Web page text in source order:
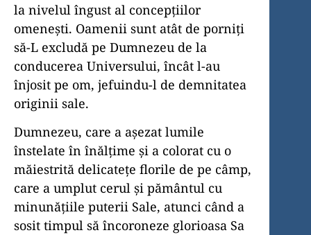
la nivelul îngust al concepțiilor
omenești. Oamenii sunt atât de porniți
să-L excludă pe Dumnezeu de la
conducerea Universului, încât l-au
înjosit pe om, jefuindu-l de demnitatea
originii sale.
Dumnezeu, care a așezat lumile
înstelate în înălțime și a colorat cu o
măiestrită delicatețe florile de pe câmp,
care a umplut cerul și pământul cu
minunățiile puterii Sale, atunci când a
sosit timpul să încoroneze glorioasa Sa